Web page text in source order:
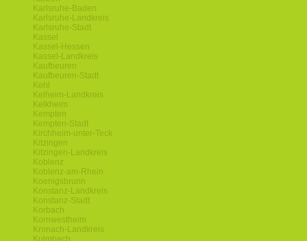
Karlsruhe-Baden
Karlsruhe-Landkreis
Karlsruhe-Stadt
Kassel
Kassel-Hessen
Kassel-Landkreis
Kaufbeuren
Kaufbeuren-Stadt
Kehl
Kelheim-Landkreis
Kelkheim
Kempten
Kempten-Stadt
Kirchheim-unter-Teck
Kitzingen
Kitzingen-Landkreis
Koblenz
Koblenz-am-Rhein
Koenigsbrunn
Konstanz-Landkreis
Konstanz-Stadt
Korbach
Kornwestheim
Kronach-Landkreis
Kulmbach